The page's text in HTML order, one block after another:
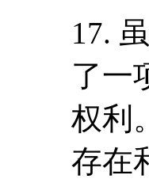
17.
了一
权利
存在